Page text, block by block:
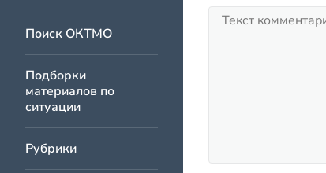
Поиск ОКТМО
Подборки
материалов по
ситуации
Рубрики